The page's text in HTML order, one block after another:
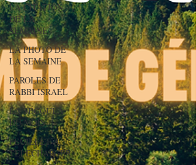
LA CITATION
DE LA
SEMAINE
LA PHOTO DE
LA SEMAINE
PAROLES DE
RABBI ISRAEL
LA SEGOULA
DU MOIS
FEUILLET A
TELECHARGER